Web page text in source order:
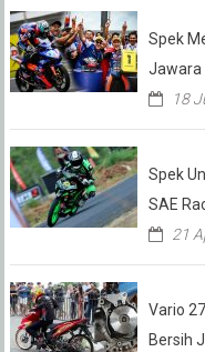
Spek
Jawara
18
Spek
SAE
21
Vario
Bersih